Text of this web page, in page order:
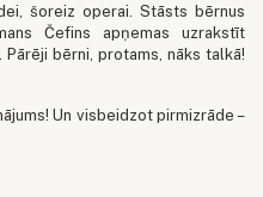
šoreiz operai. Stāsts bērnus
Čefins apņemas uzrakstīt
bērni, protams, nāks talkā!
Un visbeidzot pirmizrāde –